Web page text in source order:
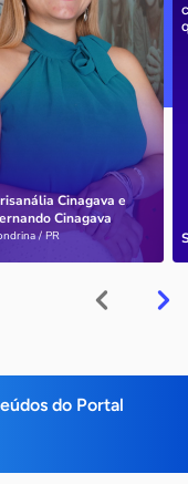
Cinagava e
Cinagava
/ PR
do Portal